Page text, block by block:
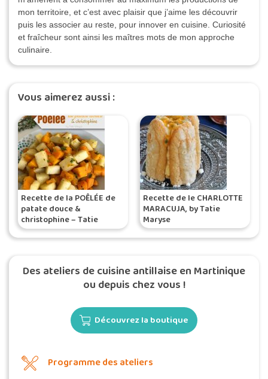
mon territoire, et c’est avec plaisir que j’aime les découvrir
puis les associer au reste, pour innover en cuisine. Curiosité
et fraîcheur sont ainsi les maîtres mots de mon approche
culinaire.
Vous aimerez aussi :
Recette de la POÊLÉE de
patate douce &
christophine – Tatie
Maryse
Recette de le CHARLOTTE
MARACUJA, by Tatie
Maryse
Des ateliers de cuisine antillaise en Martinique
ou depuis chez vous !
Découvrez la boutique
Programme des ateliers